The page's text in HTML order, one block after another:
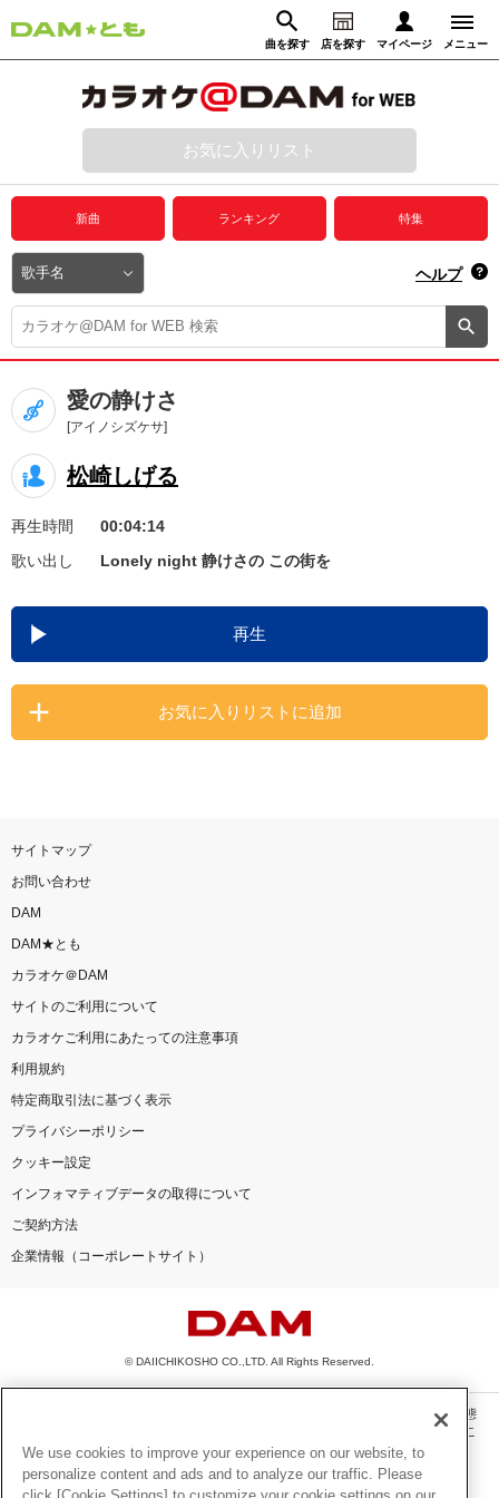
曲を探す 店を探す マイページ メニュー
動画からさがす 録音からさがす
ログイン
プレミアムサービス
DAM★とも動画
DAM★とも録音
カラオケ＠DAM
ユーザー検索
キャンペーン
お知らせ よくあるご質問
DAMの新曲・ランキングなど
カラオケ最新情報をチェック！
お気に入りリスト
新曲 ランキング 特集
ヘルプ
愛の静けさ
[アイノシズケサ]
松崎しげる
再生時間
00:04:14
歌い出し
Lonely night 静けさの この街を
再生
お気に入りリストに追加
サイトマップ
お問い合わせ
DAM
DAM★とも
カラオケ＠DAM
サイトのご利用について
カラオケご利用にあたっての注意事項
利用規約
特定商取引法に基づく表示
プライバシーポリシー
クッキー設定
インフォマティブデータの取得について
ご契約方法
企業情報（コーポレートサイト）
© DAIICHIKOSHO CO.,LTD. All Rights Reserved.
このサイトに掲載されている一切の文章・画像・写真・動画・音声等を、手段や形態
を問わず、著作権法の定める範囲を超えて無断で複製、転載、ファイル化などするこ
とを禁じます。
楽曲及びコンテンツは、機種によりご利用いただけない場合があります。
We use cookies to improve your experience on our website, to
personalize content and ads and to analyze our traffic. Please